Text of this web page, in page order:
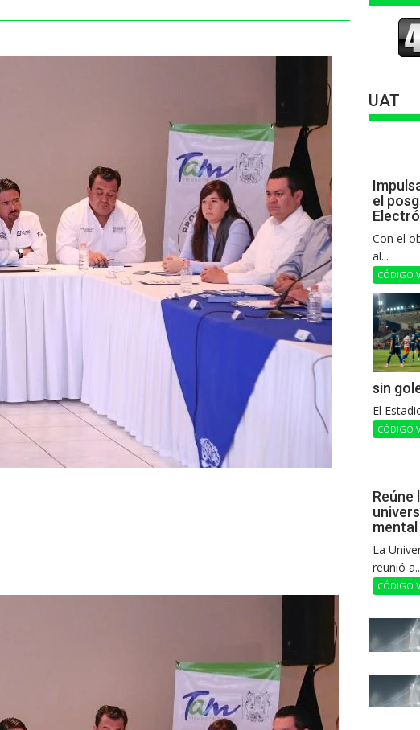
UAT
el
Con el
al...
CÓDIGO
sin
El
CÓDIGO
Reúne
mental
La
reunió
CÓDIGO